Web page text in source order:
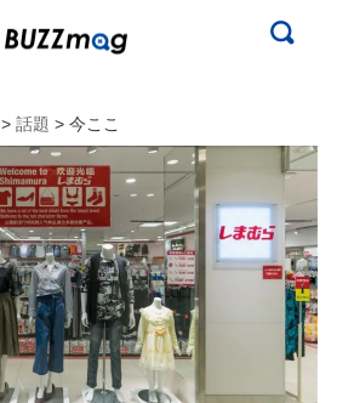
> 話題 > 今ここ